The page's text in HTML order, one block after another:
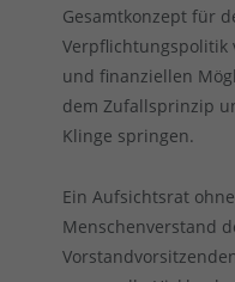
Gesamtkonzept für
Verpflichtungspolitik
und finanziellen
dem Zufallsprinzip
Klinge springen.
Ein Aufsichtsrat
Menschenverstand